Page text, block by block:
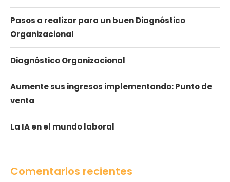
Pasos a realizar para un buen Diagnóstico
Organizacional
Diagnóstico Organizacional
Aumente sus ingresos implementando: Punto de
venta
La IA en el mundo laboral
Comentarios recientes